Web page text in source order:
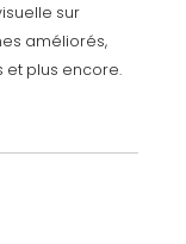
sur
améliorés,
et plus encore.